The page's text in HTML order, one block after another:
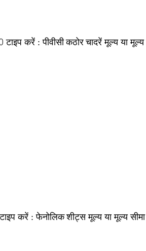
टाइप करें :पीवीसी कठोर चादरें मूल्य या मूल्य
टाइप करें :फेनोलिक शीट्स मूल्य या मूल्य